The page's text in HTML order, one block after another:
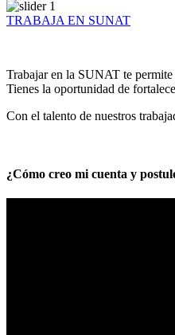
TRABAJA EN SUNAT
Trabajar en la SUNAT te
Tienes la oportunidad de
Con el talento de nuestros
¿Cómo creo mi cuenta y